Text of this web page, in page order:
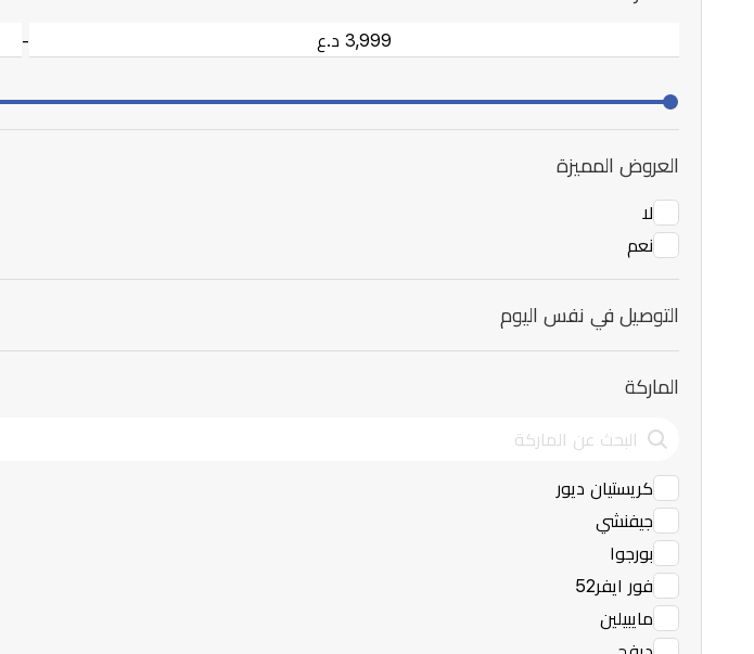
-
العروض المميزة
لا
نعم
التوصيل في نفس اليوم
الماركة
كريستيان ديور
جيفنشي
بورجوا
فور ايفر52
مايبيلين